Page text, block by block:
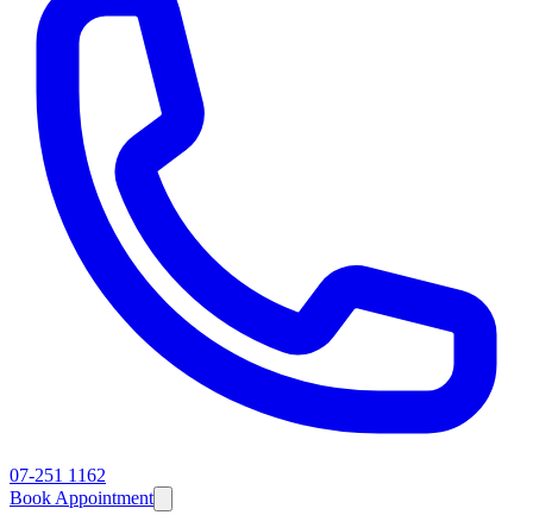
07-251 1162
Book Appointment